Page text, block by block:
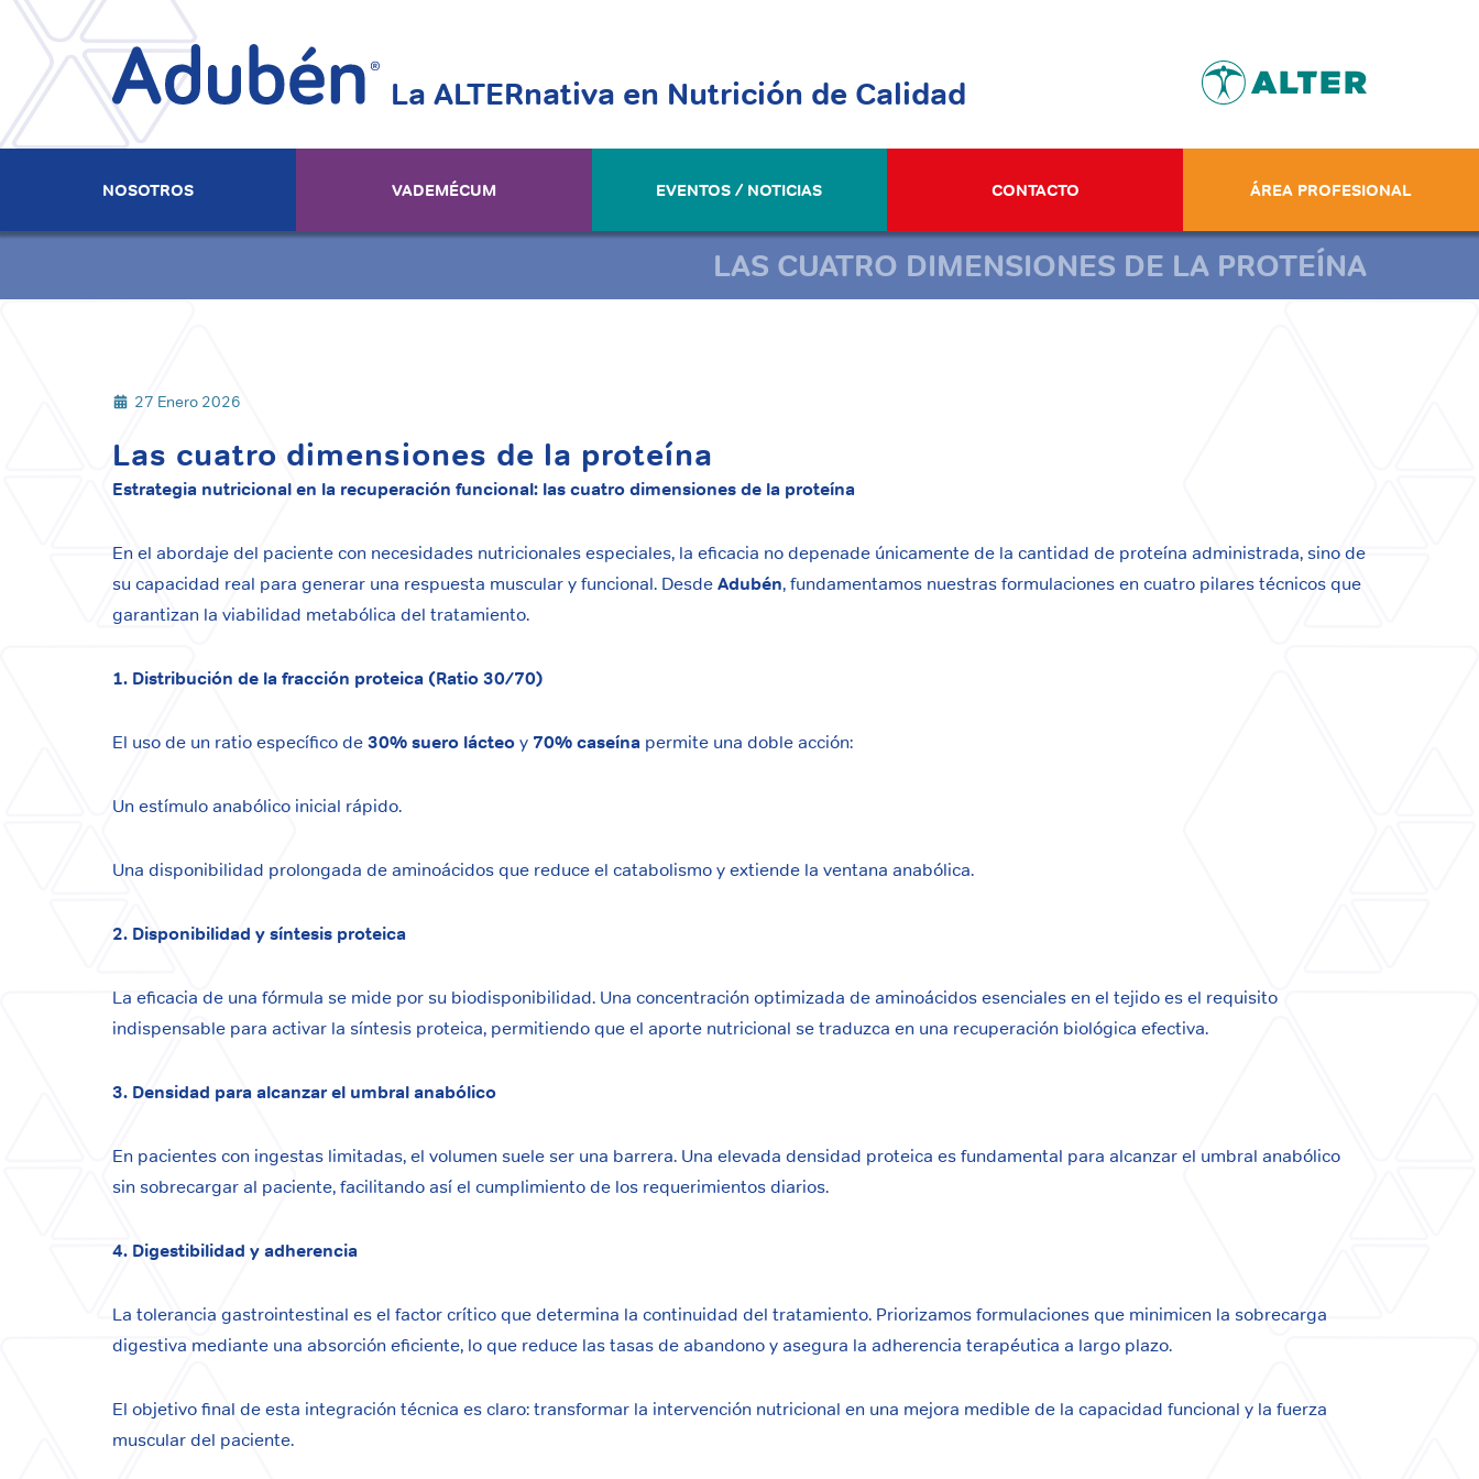
La ALTERnativa en Nutrición de Calidad
NOSOTROS VADEMÉCUM EVENTOS / NOTICIAS CONTACTO ÁREA PROFESIONAL
LAS CUATRO DIMENSIONES DE LA PROTEÍNA
27 Enero 2026
Las cuatro dimensiones de la proteína
Estrategia nutricional en la recuperación funcional: las cuatro dimensiones de la proteína
En el abordaje del paciente con necesidades nutricionales especiales, la eficacia no depenade únicamente de la cantidad de proteína administrada, sino de
su capacidad real para generar una respuesta muscular y funcional. DesdeAdubén, fundamentamos nuestras formulaciones en cuatro pilares técnicos que
garantizan la viabilidad metabólica del tratamiento.
1. Distribución de la fracción proteica (Ratio 30/70)
El uso de un ratio específico de30% suero lácteoy 70% caseína permite una doble acción:
Un estímulo anabólico inicial rápido.
Una disponibilidad prolongada de aminoácidos que reduce el catabolismo y extiende la ventana anabólica.
2. Disponibilidad y síntesis proteica
La eficacia de una fórmula se mide por su biodisponibilidad. Una concentración optimizada de aminoácidos esenciales en el tejido es el requisito
indispensable para activar la síntesis proteica, permitiendo que el aporte nutricional se traduzca en una recuperación biológica efectiva.
3. Densidad para alcanzar el umbral anabólico
En pacientes con ingestas limitadas, el volumen suele ser una barrera. Una elevada densidad proteica es fundamental para alcanzar el umbral anabólico
sin sobrecargar al paciente, facilitando así el cumplimiento de los requerimientos diarios.
4. Digestibilidad y adherencia
La tolerancia gastrointestinal es el factor crítico que determina la continuidad del tratamiento. Priorizamos formulaciones que minimicen la sobrecarga
digestiva mediante una absorción eficiente, lo que reduce las tasas de abandono y asegura la adherencia terapéutica a largo plazo.
El objetivo final de esta integración técnica es claro: transformar la intervención nutricional en una mejora medible de la capacidad funcional y la fuerza
muscular del paciente.